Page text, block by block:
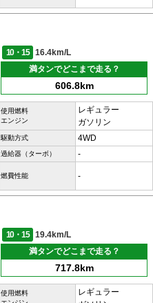
10・15
16.4km/L
満タンでどこまで走る？
606.8km
使用燃料
エンジン
レギュラー
ガソリン
駆動方式 4WD
過給器（ターボ） -
燃費性能 -
10・15
19.4km/L
満タンでどこまで走る？
717.8km
使用燃料
レギュラー